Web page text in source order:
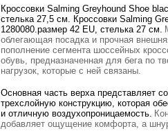
Кроссовки Salming Greyhound Shoe
стелька 27,5 см. Кроссовки Salming
1280080.размер 42 EU, стелька 27 см.
облегающая посадка и прочная
пополнение сегмента шоссейных
обувь, предназначенная для бега по
нагрузок, которые с ней связаны.
Основная часть верха представляет
трехслойную конструкцию, которая
и отличную воздухопроницаемость.
добавляет ощущение комфорта, а